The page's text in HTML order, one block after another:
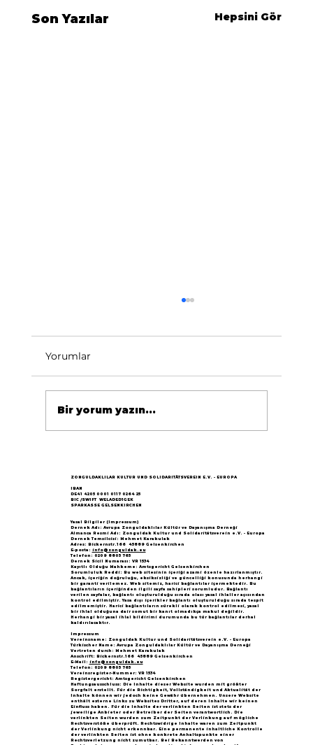
Son Yazılar Hepsini Gör
büyük yankı uyandırdı...
Yorumlar
Bir yorum yazın...
ZONGULDAKLILAR KULTUR UND SOLIDARITÄTSVEREIN E.V. - EUROPA
IBAN
DE41 4205 0001 0117 0264 25
BIC /SWIFT WELADED1GEK
SPARKASSE GELSENKIRCHEN
Yasal Bilgiler (Impressum)
Dernek Adı: Avrupa Zonguldaklılar Kültür ve Dayanışma Derneği
Almanca Resmi Adı: Zonguldak Kultur und Solidaritätsverein e.V. - Europa
Dernek Temsilcisi: Mehmet Karakulak
Adres: Bickernstr.166 45889 Gelsenkirchen
E-posta: info@zonguldak.eu
Telefon: 0209 8805 765
Dernek Sicil Numarası: VR 1534
Kayıtlı Olduğu Mahkeme: Amtsgericht Gelsenkirchen
Sorumluluk Reddi: Bu web sitesinin içeriği azami özenle hazırlanmıştır.
Ancak, içeriğin doğruluğu, eksiksizliği ve güncelliği konusunda herhangi
bir garanti verilemez. Web sitemiz, harici bağlantılar içermektedir. Bu
bağlantıların içeriğinden ilgili sayfa sahipleri sorumludur. Bağlantı
verilen sayfalar, bağlantı oluşturulduğu sırada olası yasal ihlaller açısından
kontrol edilmiştir. Yasa dışı içerikler bağlantı oluşturulduğu sırada tespit
edilmemiştir. Harici bağlantıların sürekli olarak kontrol edilmesi, yasal
bir ihlal olduğuna dair somut bir kanıt olmadıkça makul değildir.
Herhangi bir yasal ihlal bildirimi durumunda bu tür bağlantılar derhal
kaldırılacaktır.
Impressum
Vereinsname: Zonguldak Kultur und Solidaritätsverein e.V. - Europa
Türkischer Name: Avrupa Zonguldaklılar Kültür ve Dayanışma Derneği
Vertreten durch: Mehmet Karakulak
Anschrift: Bickernstr.166 45889 Gelsenkirchen
E-Mail: info@zonguldak.eu
Telefon: 0209 8805 765
Vereinsregister-Nummer: VR 1534
Registergericht: Amtsgericht Gelsenkirchen
Haftungsausschluss: Die Inhalte dieser Website wurden mit größter
Sorgfalt erstellt. Für die Richtigkeit, Vollständigkeit und Aktualität der
Inhalte können wir jedoch keine Gewähr übernehmen. Unsere Website
enthält externe Links zu Websites Dritter, auf deren Inhalte wir keinen
Einfluss haben. Für die Inhalte der verlinkten Seiten ist stets der
jeweilige Anbieter oder Betreiber der Seiten verantwortlich. Die
verlinkten Seiten wurden zum Zeitpunkt der Verlinkung auf mögliche
Rechtsverstöße überprüft. Rechtswidrige Inhalte waren zum Zeitpunkt
der Verlinkung nicht erkennbar. Eine permanente inhaltliche Kontrolle
der verlinkten Seiten ist ohne konkrete Anhaltspunkte einer
Rechtsverletzung nicht zumutbar. Bei Bekanntwerden von